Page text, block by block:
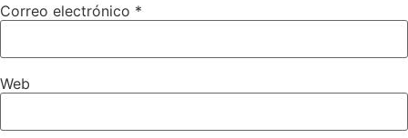
Correo electrónico *
Web